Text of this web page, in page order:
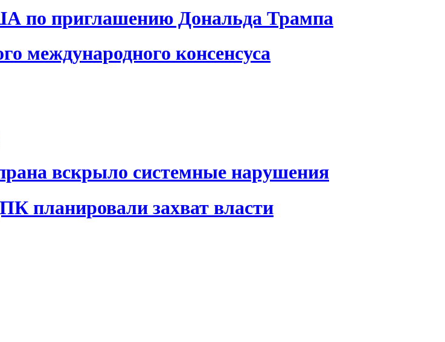
по приглашению Дональда Трампа
международного консенсуса
вскрыло системные нарушения
планировали захват власти